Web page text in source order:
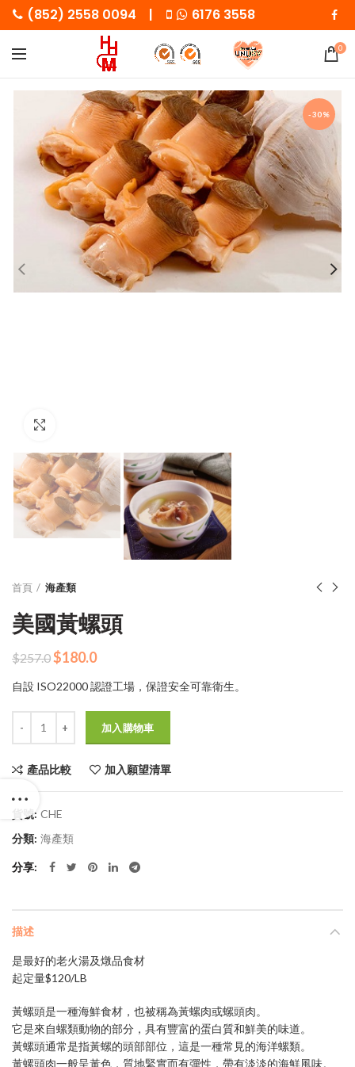
(852) 2558 0094 | 6176 3558
0
-30%
首頁 海產類
美國黃螺頭
$257.0 原
價
$257.0。
$180.0目
價
$180.0。
自設 ISO22000 認證工場，保證安全可靠衛生。
加入購物車
產品比較 加入願望清單
貨號: CHE
分類: 海產類
分享
描述
是最好的老火湯及燉品食材
起定量$120/LB
黃螺頭是一種海鮮食材，也被稱為黃螺肉或螺頭肉。
它是來自螺類動物的部分，具有豐富的蛋白質和鮮美的味道。
黃螺頭通常是指黃螺的頭部部位，這是一種常見的海洋螺類。
黃螺頭肉一般呈黃色，質地緊實而有彈性，帶有淡淡的海鮮風味。